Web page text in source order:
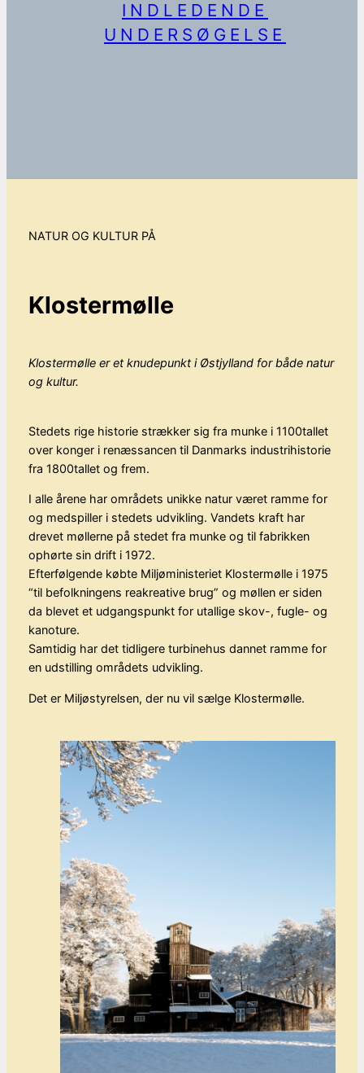
INDLEDENDE
UNDERSØGELSE
NATUR OG KULTUR PÅ
Klostermølle
Klostermølle er et knudepunkt i Østjylland for både natur
og kultur.
Stedets rige historie strækker sig fra munke i 1100tallet
over konger i renæssancen til Danmarks industrihistorie
fra 1800tallet og frem.
I alle årene har områdets unikke natur været ramme for
og medspiller i stedets udvikling. Vandets kraft har
drevet møllerne på stedet fra munke og til fabrikken
ophørte sin drift i 1972.
Efterfølgende købte Miljøministeriet Klostermølle i 1975
“til befolkningens reakreative brug” og møllen er siden
da blevet et udgangspunkt for utallige skov-, fugle- og
kanoture.
Samtidig har det tidligere turbinehus dannet ramme for
en udstilling områdets udvikling.
Det er Miljøstyrelsen, der nu vil sælge Klostermølle.